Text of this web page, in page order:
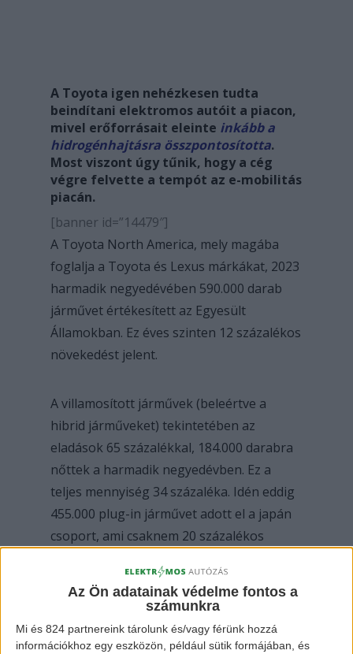
Az Ön adatainak védelme fontos a
számunkra
Mi és 824 partnereink tárolunk és/vagy férünk hozzá
információkhoz egy eszközön, például sütik formájában, és
A Toyota igen nehézkesen tudta
beindítani elektromos autóit a piacon,
mivel erőforrásait eleinte inkább a
hidrogénhajtásra összpontosította.
Most viszont úgy tűnik, hogy a cég
végre felvette a tempót az e-mobilitás
piacán.
[banner id=”14479″]
A Toyota North America, mely magába
foglalja a Toyota és Lexus márkákat, 2023
harmadik negyedévében 590.000 darab
járművet értékesített az Egyesült
Államokban. Ez éves szinten 12 százalékos
növekedést jelent.
A villamosított járművek (beleértve a
hibrid járműveket) tekintetében az
eladások 65 százalékkal, 184.000 darabra
nőttek a harmadik negyedévben. Ez a
teljes mennyiség 34 százaléka. Idén eddig
455.000 plug-in járművet adott el a japán
csoport, ami csaknem 20 százalékos
mennyiség 28 százaléka.
Végül, a hálózatról tölthető elektromos
autók eladásai a harmadik negyedévben